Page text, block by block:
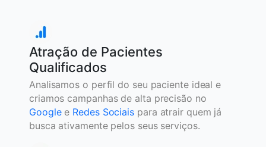
Atração de Pacientes
Qualificados
Analisamos o perfil do seu paciente ideal e
criamos campanhas de alta precisão no
Googlee Redes Sociais para atrair quem já
busca ativamente pelos seus serviços.